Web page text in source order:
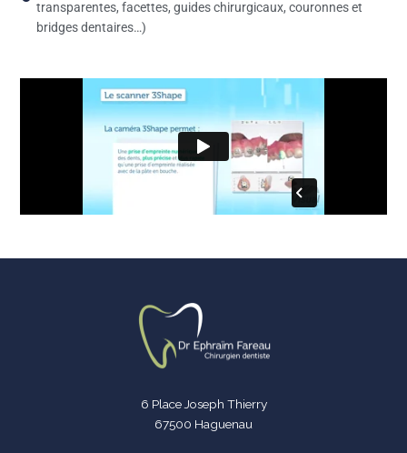
transparentes, facettes, guides chirurgicaux, couronnes et
bridges dentaires…)
6 Place Joseph Thierry
67500 Haguenau